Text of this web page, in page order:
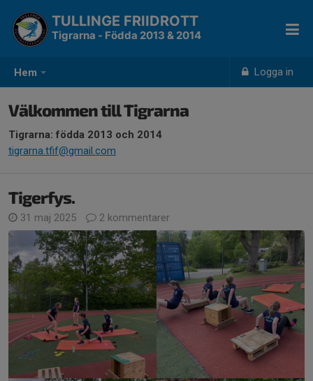
Hem Logga in
TULLINGE FRIIDROTT
Tigrarna - Födda 2013 & 2014
Välkommen till Tigrarna
Tigrarna: födda 2013 och 2014
tigrarna.tfif@gmail.com
Tigerfys.
31 maj 2025 2 kommentarer